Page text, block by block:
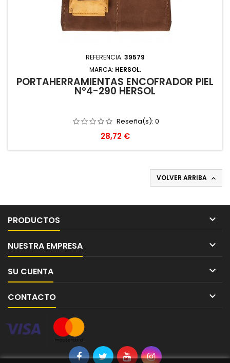
REFERENCIA: 39579
MARCA: HERSOL.
PORTAHERRAMIENTAS ENCOFRADOR PIEL
Nº4-290 HERSOL
Reseña(s): 0
Precio
28,72 €
VOLVER ARRIBA 
PRODUCTOS 
NUESTRA EMPRESA 
SU CUENTA 
CONTACTO 